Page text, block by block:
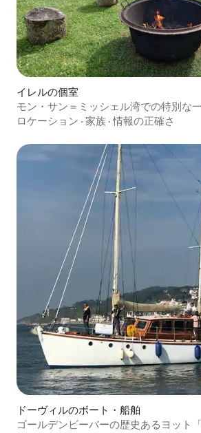
イレルの個室
モン・サン＝ミッシェル湾での特別な
ロケーション · 家族 ·情報の正確さ
ドーヴィルのボート・船舶
ゴールデンビーバーの歴史あるヨット